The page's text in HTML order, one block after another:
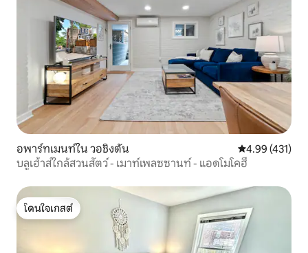
อพาร์ทเมนท์ใน วอชิงตัน คะแนนเฉลี่ย
4.99 (431)
บลูเฮ้าส์ใกล้สวนสัตว์ - เมาท์เพลซซานท์ - แอดโมโคฮี
โดนใจเกสต์
โดนใจเกสต์